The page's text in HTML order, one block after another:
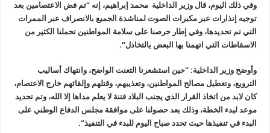
وفي ذلك اليوم، قال وزير الداخلية محمد إبراهيم، إنه “تم فض الاعتصامين بعد
توجيه إنذارات عبر مكبرات الصوت لمناشدة الجميع بالانصراف عبر الممرات
التي تم تحديدها، وفي إطار حرصنا على سلامة المواطنين تحملنا الكثير من
الاسقاطات التي اتهمنا بها البعض بالتخاذل“.
وأوضح وزير الداخلية: “حين استشعرنا التعنت الواضح، وانتهاك أساليب
الترويع، وتعطيل مصالح المواطنين، وتعذيبهم، وقتلهم وإلقائهم خارج الاعتصام،
كان لابد من اتخاذ القرار الذي يجنب البلاد فتنة لا يعلم مداها إلا الله، وتم تحديد
موعد لبدء الخطة، وذلك بعد حصولنا على موافقة مجلس الدفاع الوطني على
البدء في تنفيذها حيث تحدد صباح اليوم للبدء في التنفيذ“.